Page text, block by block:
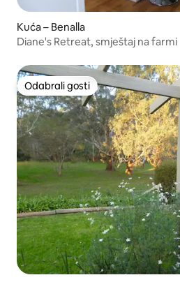
Kuća – Benalla
Diane's Retreat, smještaj na farmi
Odabrali gosti
Odabrali gosti